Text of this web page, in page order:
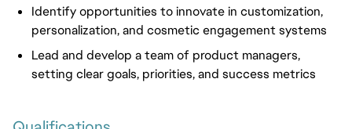
Identify opportunities to innovate in customization,
personalization, and cosmetic engagement systems
Lead and develop a team of product managers,
setting clear goals, priorities, and success metrics